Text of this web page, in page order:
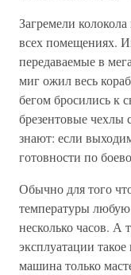
Загремели
всех помещениях.
передаваемые в
миг ожил весь
бегом бросились к
брезентовые чехлы
знают: если
готовности по
Обычно для того
температуры
несколько часов. А
эксплуатации
машина только